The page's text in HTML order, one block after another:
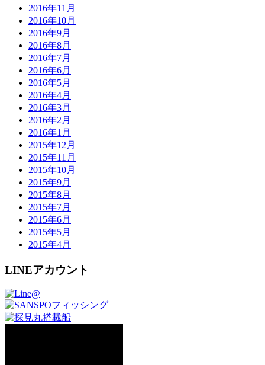
2016年11月
2016年10月
2016年9月
2016年8月
2016年7月
2016年6月
2016年5月
2016年4月
2016年3月
2016年2月
2016年1月
2015年12月
2015年11月
2015年10月
2015年9月
2015年8月
2015年7月
2015年6月
2015年5月
2015年4月
LINEアカウント